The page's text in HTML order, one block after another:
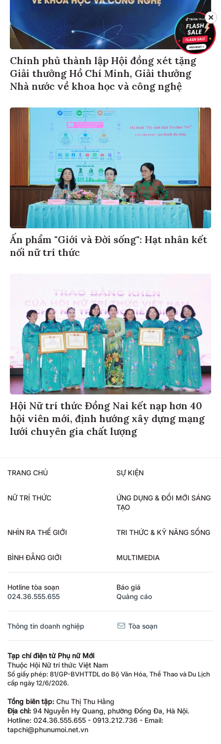
Chính phủ thành lập Hội đồng xét tặng
Giải thưởng Hồ Chí Minh, Giải thưởng
Nhà nước về khoa học và công nghệ
Ấn phẩm "Giới và Đời sống": Hạt nhân kết
nối nữ trí thức
Hội Nữ trí thức Đồng Nai kết nạp hơn 40
hội viên mới, định hướng xây dựng mạng
lưới chuyên gia chất lượng
TRANG CHỦ SỰ KIỆN
NỮ TRÍ THỨC
ỨNG DỤNG & ĐỔI MỚI SÁNG
TẠO
NHÌN RA THẾ GIỚI TRI THỨC & KỸ NĂNG SỐNG
BÌNH ĐẲNG GIỚI MULTIMEDIA
Hotline tòa soạn
024.36.555.655
Báo giá
Quảng cáo
Thông tin doanh nghiệp Tòa soạn
Tạp chí điện tử Phụ nữ Mới
Thuộc Hội Nữ trí thức Việt Nam
Số giấy phép: 81/GP-BVHTTDL do Bộ Văn Hóa, Thể Thao và Du Lịch
cấp ngày 12/6/2026.
Tổng biên tập: Chu Thị Thu Hằng
Địa chỉ: 94 Nguyễn Hy Quang, phường Đống Đa, Hà Nội.
Hotline: 024.36.555.655 - 0913.212.736 - Email:
tapchi@phunumoi.net.vn
✕